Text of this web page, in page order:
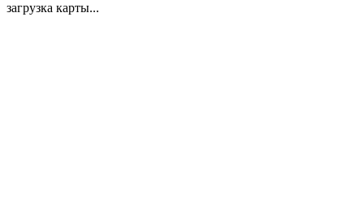
загрузка карты...